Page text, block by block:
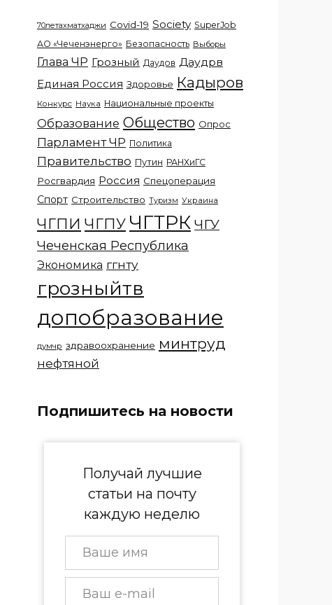
70летахматхаджи Covid-19 Society SuperJob
АО «Чеченэнерго» Безопасность Выборы
Глава ЧР Грозный Даудов Даудрв
Единая Россия Здоровье Кадыров
Конкурс Наука Национальные проекты
Образование Общество Опрос
Парламент ЧР Политика
Правительство Путин РАНХиГС
Росгвардия Россия Спецоперация
Спорт Строительство Туризм Украина
ЧГПИ ЧГПУ ЧГТРК ЧГУ
Чеченская Республика
Экономика ггнту
грозныйтв
допобразование
думчр здравоохранение минтруд
нефтяной
Подпишитесь на новости
Получай лучшие
статьи на почту
каждую неделю